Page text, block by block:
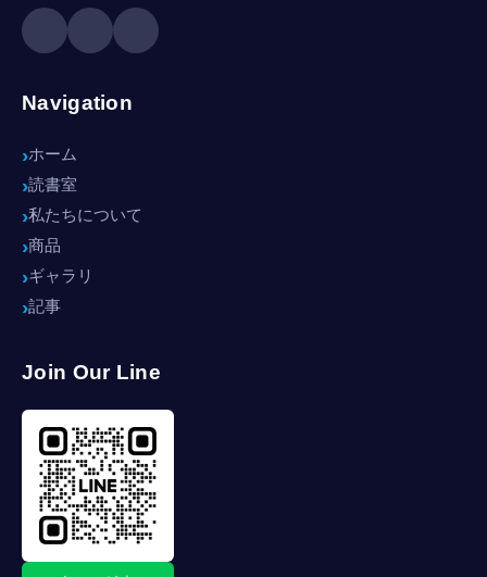
Navigation
ホーム
読書室
私たちについて
商品
ギャラリ
記事
Join Our Line